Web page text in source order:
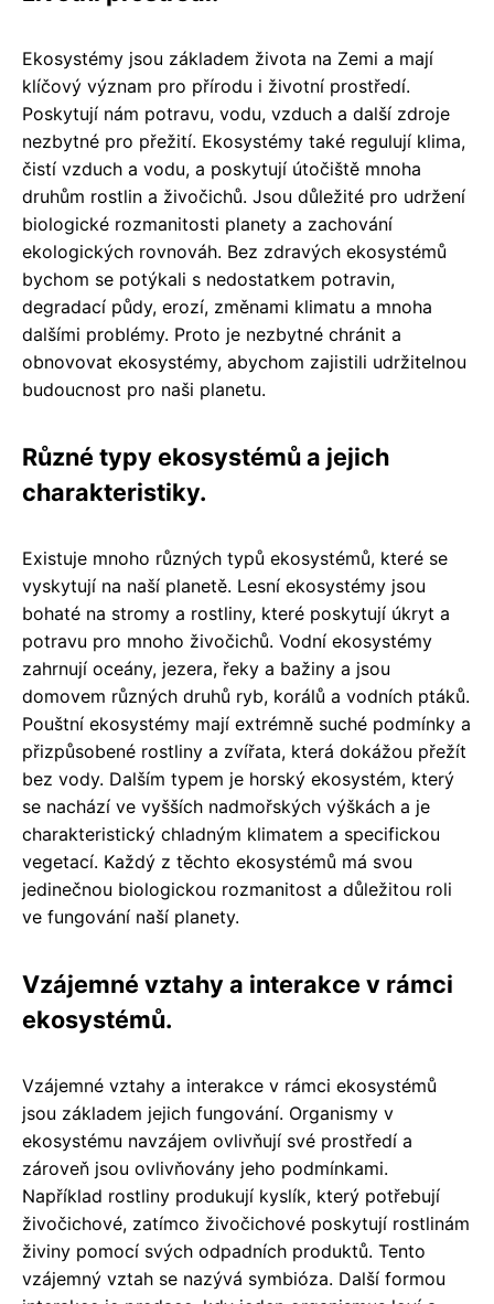
Ekosystémy jsou základem života na Zemi a mají
klíčový význam pro přírodu i životní prostředí.
Poskytují nám potravu, vodu, vzduch a další zdroje
nezbytné pro přežití. Ekosystémy také regulují klima,
čistí vzduch a vodu, a poskytují útočiště mnoha
druhům rostlin a živočichů. Jsou důležité pro udržení
biologické rozmanitosti planety a zachování
ekologických rovnováh. Bez zdravých ekosystémů
bychom se potýkali s nedostatkem potravin,
degradací půdy, erozí, změnami klimatu a mnoha
dalšími problémy. Proto je nezbytné chránit a
obnovovat ekosystémy, abychom zajistili udržitelnou
budoucnost pro naši planetu.
Různé typy ekosystémů a jejich
charakteristiky.
Existuje mnoho různých typů ekosystémů, které se
vyskytují na naší planetě. Lesní ekosystémy jsou
bohaté na stromy a rostliny, které poskytují úkryt a
potravu pro mnoho živočichů. Vodní ekosystémy
zahrnují oceány, jezera, řeky a bažiny a jsou
domovem různých druhů ryb, korálů a vodních ptáků.
Pouštní ekosystémy mají extrémně suché podmínky a
přizpůsobené rostliny a zvířata, která dokážou přežít
bez vody. Dalším typem je horský ekosystém, který
se nachází ve vyšších nadmořských výškách a je
charakteristický chladným klimatem a specifickou
vegetací. Každý z těchto ekosystémů má svou
jedinečnou biologickou rozmanitost a důležitou roli
ve fungování naší planety.
Vzájemné vztahy a interakce v rámci
ekosystémů.
Vzájemné vztahy a interakce v rámci ekosystémů
jsou základem jejich fungování. Organismy v
ekosystému navzájem ovlivňují své prostředí a
zároveň jsou ovlivňovány jeho podmínkami.
Například rostliny produkují kyslík, který potřebují
živočichové, zatímco živočichové poskytují rostlinám
živiny pomocí svých odpadních produktů. Tento
vzájemný vztah se nazývá symbióza. Další formou